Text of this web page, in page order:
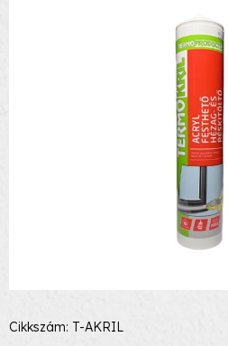
Cikkszám: T-AKRIL